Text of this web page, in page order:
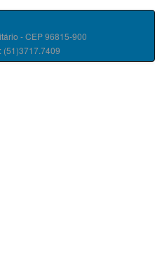
- CEP 96815-900
(51)3717.7409